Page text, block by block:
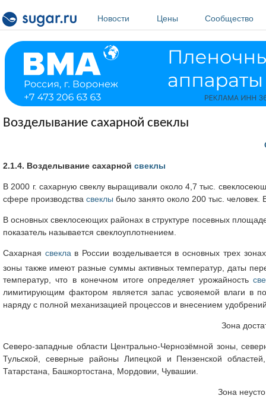
Новости
Цены Сообщество
Возделывание сахарной свеклы
2.1.4. Возделывание сахарной свеклы
В 2000 г. сахарную свеклу выращивали около 4,7 тыс.
сфере производства свеклы было занято около 200 тыс. человек.
В основных свеклосеющих районах в структуре посевных
показатель называется свеклоуплотнением.
Сахарная свекла в России возделывается в основных трех
зоны также имеют разные суммы активных температур, даты
температур, что в конечном итоге определяет урожайность
лимитирующим фактором является запас усвояемой влаги в
наряду с полной механизацией процессов и внесением
Зона
Северо-западные области Центрально-Чернозёмной зоны,
Тульской, северные районы Липецкой и Пензенской
Татарстана, Башкортостана, Мордовии, Чувашии.
Зона